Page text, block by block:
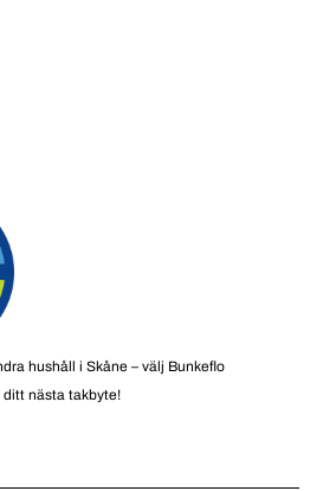
hushåll i Skåne – välj Bunkeflo
ditt nästa takbyte!